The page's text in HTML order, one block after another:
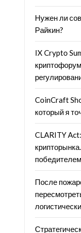
Нужен ли
Райкин?
IX Crypto
CoinCraft
который я
CLARITY
После